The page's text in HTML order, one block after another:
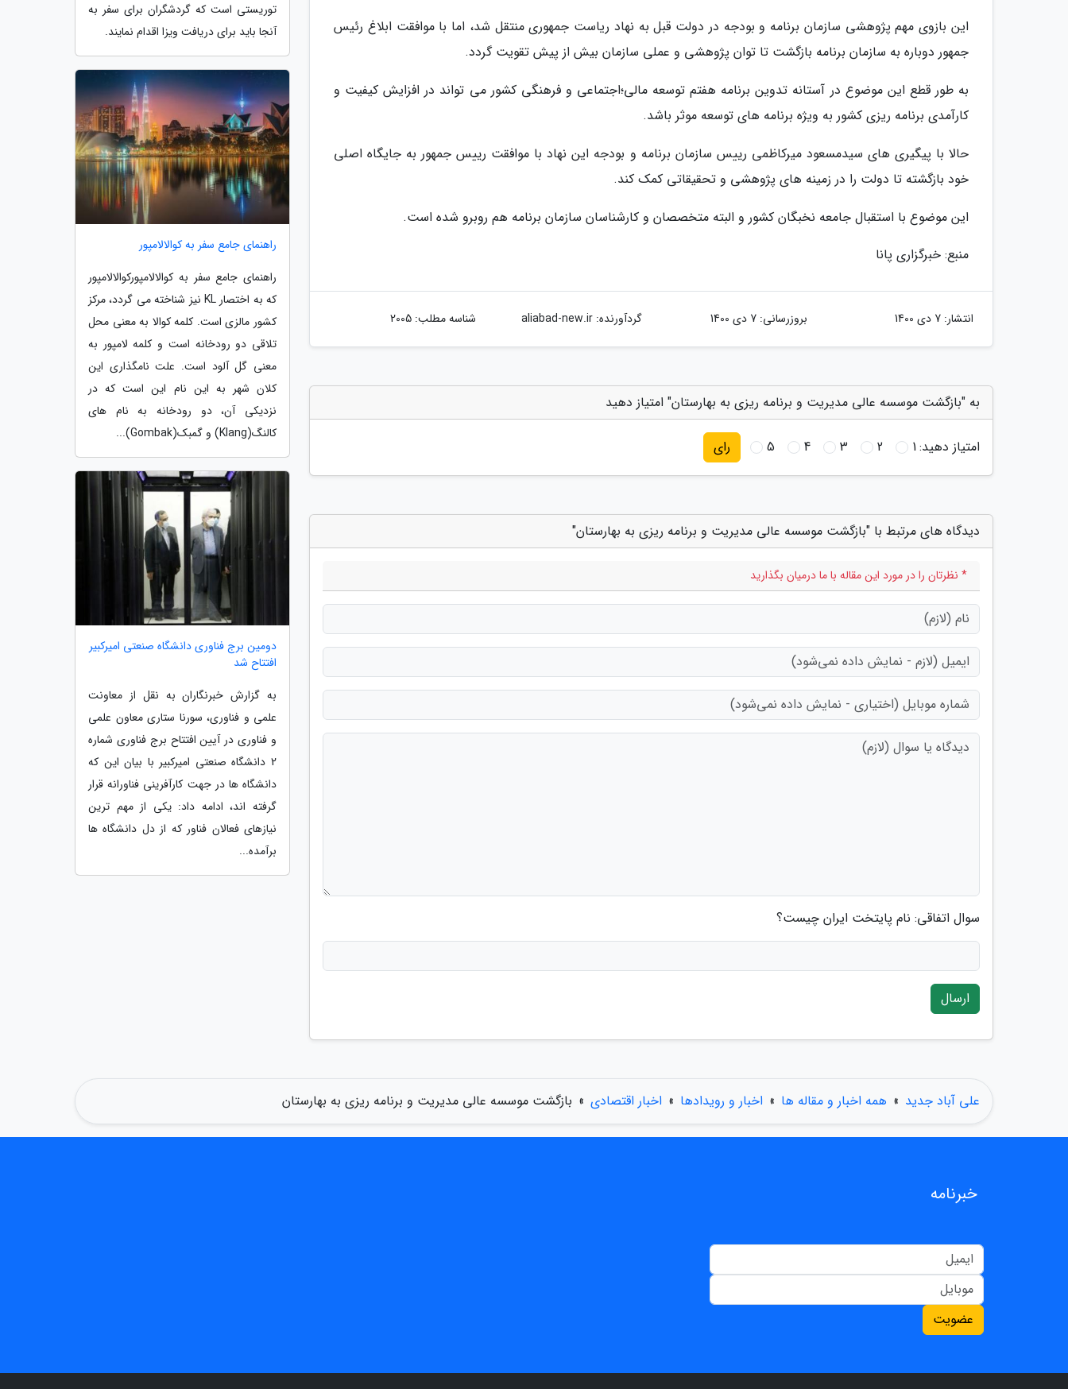
این بازوی مهم پژوهشی سازمان برنامه و بودجه در دولت قبل به نهاد ریاست جمهوری منتقل شد، اما با موافقت ابلاغ رئیس
جمهور دوباره به سازمان برنامه بازگشت تا توان پژوهشی و عملی سازمان بیش از پیش تقویت گردد.
به طور قطع این موضوع در آستانه تدوین برنامه هفتم توسعه مالی؛اجتماعی و فرهنگی کشور می تواند در افزایش کیفیت و
کارآمدی برنامه ریزی کشور به ویژه برنامه های توسعه موثر باشد.
حالا با پیگیری های سیدمسعود میرکاظمی رییس سازمان برنامه و بودجه این نهاد با موافقت رییس جمهور به جایگاه اصلی
خود بازگشته تا دولت را در زمینه های پژوهشی و تحقیقاتی کمک کند.
این موضوع با استقبال جامعه نخبگان کشور و البته متخصصان و کارشناسان سازمان برنامه هم روبرو شده است.
منبع: خبرگزاری پانا
انتشار: 7 دی 1400 بروزرسانی: 7 دی 1400 گردآورنده:aliabad-new.ir شناسه مطلب: 2005
به "بازگشت موسسه عالی مدیریت و برنامه ریزی به بهارستان" امتیاز دهید
امتیاز دهید:1
2
3
4
5 رای
دیدگاه های مرتبط با "بازگشت موسسه عالی مدیریت و برنامه ریزی به بهارستان"
* نظرتان را در مورد این مقاله با ما درمیان بگذارید
سوال اتفاقی: نام پایتخت ایران چیست؟
ارسال
توریستی است که گردشگران برای سفر به
آنجا باید برای دریافت ویزا اقدام نمایند.
راهنمای جامع سفر به کوالالامپور
راهنمای جامع سفر به کوالالامپورکوالالامپور
که به اختصار KL نیز شناخته می گردد، مرکز
کشور مالزی است. کلمه کوالا به معنی محل
تلاقی دو رودخانه است و کلمه لامپور به
معنی گل آلود است. علت نامگذاری این
کلان شهر به این نام این است که در
نزدیکی آن، دو رودخانه به نام های
کالنگ(Klang) و گمبک(Gombak)...
دومین برج فناوری دانشگاه صنعتی امیرکبیر
افتتاح شد
به گزارش خبرنگاران به نقل از معاونت
علمی و فناوری، سورنا ستاری معاون علمی
و فناوری در آیین افتتاح برج فناوری شماره
2 دانشگاه صنعتی امیرکبیر با بیان این که
دانشگاه ها در جهت کارآفرینی فناورانه قرار
گرفته اند، ادامه داد: یکی از مهم ترین
نیازهای فعالان فناور که از دل دانشگاه ها
برآمده...
علی آباد جدید » همه اخبار و مقاله ها » اخبار و رویدادها » اخبار اقتصادی » بازگشت موسسه عالی مدیریت و برنامه ریزی به بهارستان
خبرنامه
عضویت